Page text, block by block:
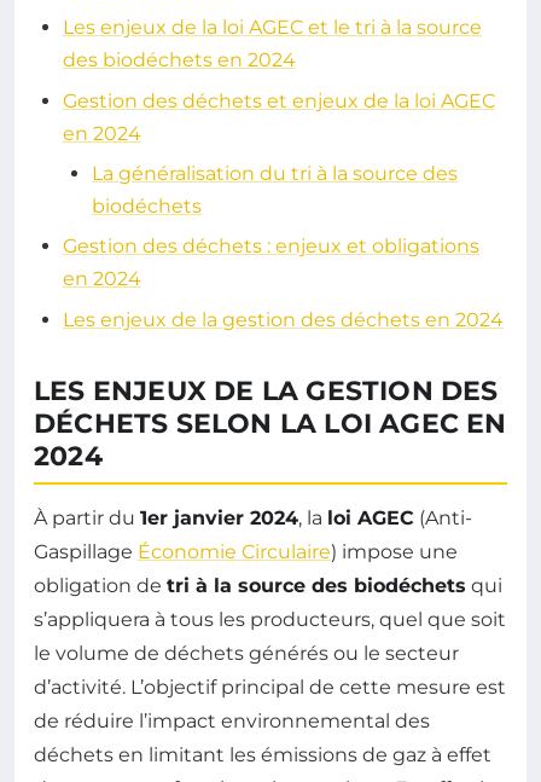
Les enjeux de la loi AGEC et le tri à la source
des biodéchets en 2024
Gestion des déchets et enjeux de la loi AGEC
en 2024
La généralisation du tri à la source des
biodéchets
Gestion des déchets : enjeux et obligations
en 2024
Les enjeux de la gestion des déchets en 2024
LES ENJEUX DE LA GESTION DES
DÉCHETS SELON LA LOI AGEC EN
2024
À partir du 1er janvier 2024, la loi AGEC (Anti-
Gaspillage Économie Circulaire) impose une
obligation de tri à la source des biodéchets qui
s’appliquera à tous les producteurs, quel que soit
le volume de déchets générés ou le secteur
d’activité. L’objectif principal de cette mesure est
de réduire l’impact environnemental des
déchets en limitant les émissions de gaz à effet